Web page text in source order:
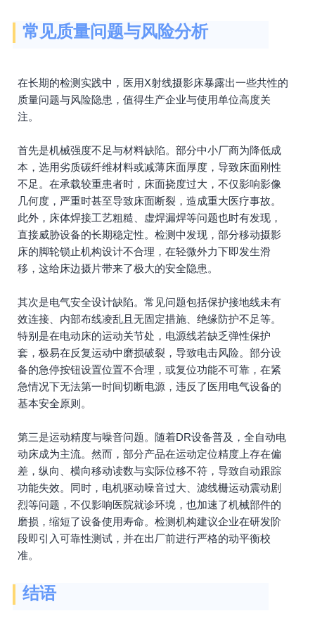
常见质量问题与风险分析
在长期的检测实践中，医用X射线摄影床暴露出一些共性的
质量问题与风险隐患，值得生产企业与使用单位高度关
注。
首先是机械强度不足与材料缺陷。部分中小厂商为降低成
本，选用劣质碳纤维材料或减薄床面厚度，导致床面刚性
不足。在承载较重患者时，床面挠度过大，不仅影响影像
几何度，严重时甚至导致床面断裂，造成重大医疗事故。
此外，床体焊接工艺粗糙、虚焊漏焊等问题也时有发现，
直接威胁设备的长期稳定性。检测中发现，部分移动摄影
床的脚轮锁止机构设计不合理，在轻微外力下即发生滑
移，这给床边摄片带来了极大的安全隐患。
其次是电气安全设计缺陷。常见问题包括保护接地线未有
效连接、内部布线凌乱且无固定措施、绝缘防护不足等。
特别是在电动床的运动关节处，电源线若缺乏弹性保护
套，极易在反复运动中磨损破裂，导致电击风险。部分设
备的急停按钮设置位置不合理，或复位功能不可靠，在紧
急情况下无法第一时间切断电源，违反了医用电气设备的
基本安全原则。
第三是运动精度与噪音问题。随着DR设备普及，全自动电
动床成为主流。然而，部分产品在运动定位精度上存在偏
差，纵向、横向移动读数与实际位移不符，导致自动跟踪
功能失效。同时，电机驱动噪音过大、滤线栅运动震动剧
烈等问题，不仅影响医院就诊环境，也加速了机械部件的
磨损，缩短了设备使用寿命。检测机构建议企业在研发阶
段即引入可靠性测试，并在出厂前进行严格的动平衡校
准。
结语